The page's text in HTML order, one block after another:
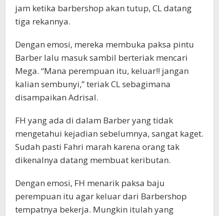
jam ketika barbershop akan tutup, CL datang
tiga rekannya.
Dengan emosi, mereka membuka paksa pintu
Barber lalu masuk sambil berteriak mencari
Mega. “Mana perempuan itu, keluar!! jangan
kalian sembunyi,” teriak CL sebagimana
disampaikan Adrisal.
FH yang ada di dalam Barber yang tidak
mengetahui kejadian sebelumnya, sangat kaget.
Sudah pasti Fahri marah karena orang tak
dikenalnya datang membuat keributan.
Dengan emosi, FH menarik paksa baju
perempuan itu agar keluar dari Barbershop
tempatnya bekerja. Mungkin itulah yang